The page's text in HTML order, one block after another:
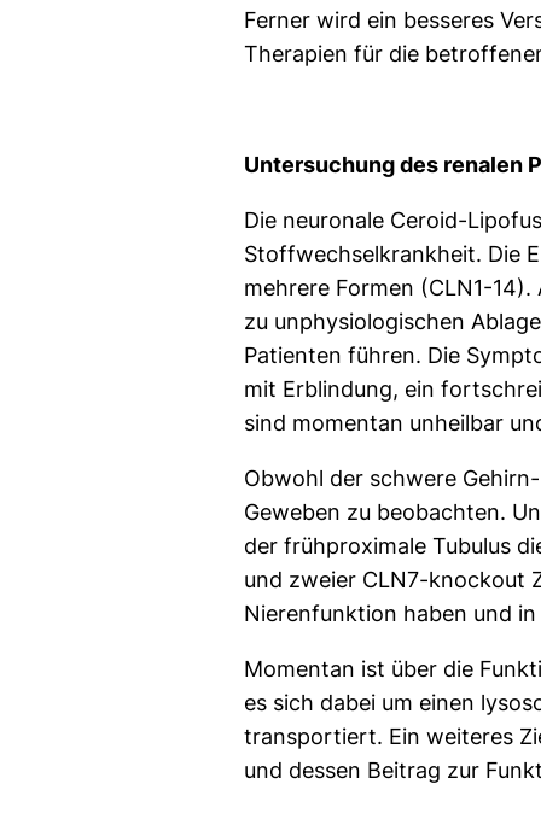
Ferner wird ein besseres
Therapien für die
Untersuchung des renalen
Die neuronale Ceroid-
Stoffwechselkrankheit. Die
mehrere Formen (CLN1-
zu unphysiologischen
Patienten führen. Die
mit Erblindung, ein
sind momentan unheilbar
Obwohl der schwere
Geweben zu beobachten.
der frühproximale Tubulus
und zweier CLN7-knockout
Nierenfunktion haben und
Momentan ist über die
es sich dabei um einen
transportiert. Ein weiteres
und dessen Beitrag zur